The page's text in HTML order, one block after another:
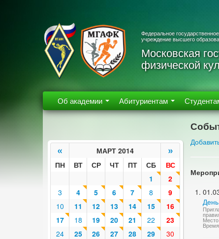
Федеральное
учреждение высшего
Московская
физической
Об академии Абитуриентам
« МАРТ 2014 »
ПН ВТ СР ЧТ ПТ СБ
ВС
1
2
3
4 5 6 7 8
9
10
11 12 13 14 15
16
17
18 19 20 21 22
23
24
25 26 27 28 29
30